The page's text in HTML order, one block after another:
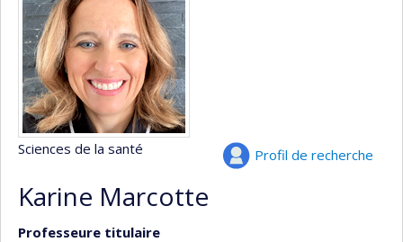
Profil de recherche
Sciences de la santé
Karine Marcotte
Professeure titulaire